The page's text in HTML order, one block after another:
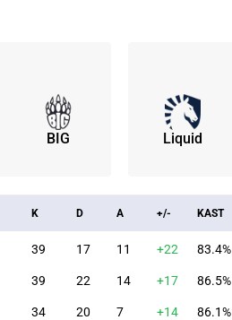
BIG Liquid
K D A +/- KAST
39 17 11 +22 83.4%
39 22 14 +17 86.5%
34 20 7 +14 86.1%